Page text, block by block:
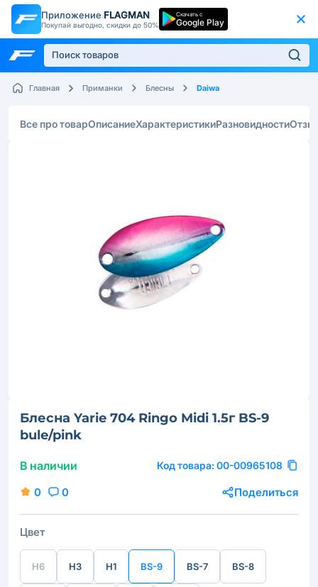
Приложение FLAGMAN
Покупай выгодно, скидки до 50%
Скачать с
Google Play
Главная Приманки Блесны Daiwa
Все про товарОписаниеХарактеристикиРазновидности
Блесна Yarie 704 Ringo Midi 1.5г BS-9
bule/pink
В наличии Код товара: 00-00965108
0 0 Поделиться
Цвет
H6 H3 H1 BS-9 BS-7 BS-8